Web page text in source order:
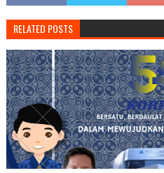
RELATED POSTS